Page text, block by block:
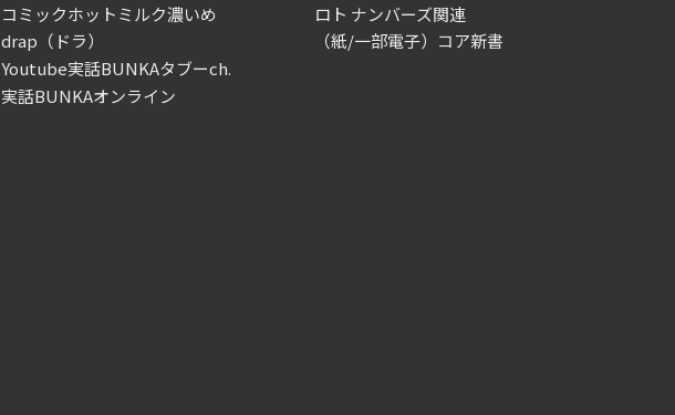
コミックホットミルク濃いめ
drap（ドラ）
Youtube実話BUNKAタブーch.
実話BUNKAオンライン
ロト ナンバーズ関連
（紙/一部電子）コア新書